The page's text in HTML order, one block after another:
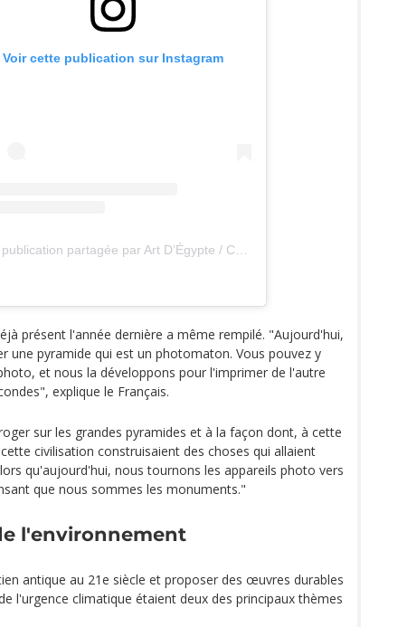
Voir cette publication sur Instagram
présent l'année dernière a même rempilé. "Aujourd'hui,
une pyramide qui est un photomaton. Vous pouvez y
et nous la développons pour l'imprimer de l'autre
explique le Français.
sur les grandes pyramides et à la façon dont, à cette
civilisation construisaient des choses qui allaient
qu'aujourd'hui, nous tournons les appareils photo vers
que nous sommes les monuments."
l'environnement
antique au 21e siècle et proposer des œuvres durables
l'urgence climatique étaient deux des principaux thèmes